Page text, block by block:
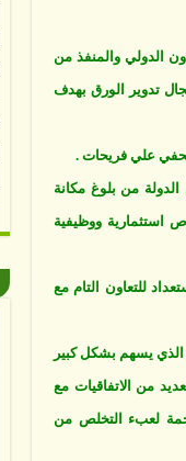
الدولي والمنفذ من
تدوير الورق بهدف
علي فريحات .
من بلوغ مكانة
استثمارية ووظيفية
على استعداد للتعاون التام مع
الذي يسهم بشكل كبير
من الاتفاقيات مع
لعبء التخلص من